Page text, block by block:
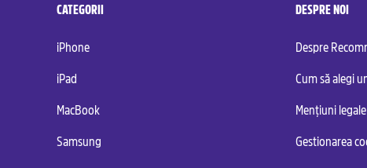
CATEGORII
iPhone
iPad
MacBook
Samsung
DESPRE NOI
Despre
Cum să alegi
Mențiuni legale
Gestionarea